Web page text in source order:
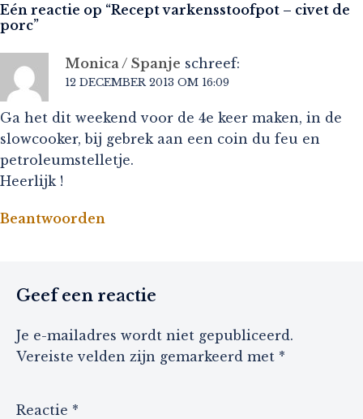
Eén reactie op “Recept varkensstoofpot – civet de
porc”
Monica / Spanje schreef:
12 DECEMBER 2013 OM 16:09
Ga het dit weekend voor de 4e keer maken, in de
slowcooker, bij gebrek aan een coin du feu en
petroleumstelletje.
Heerlijk !
Beantwoorden
Geef een reactie
Je e-mailadres wordt niet gepubliceerd.
Vereiste velden zijn gemarkeerd met *
Reactie *